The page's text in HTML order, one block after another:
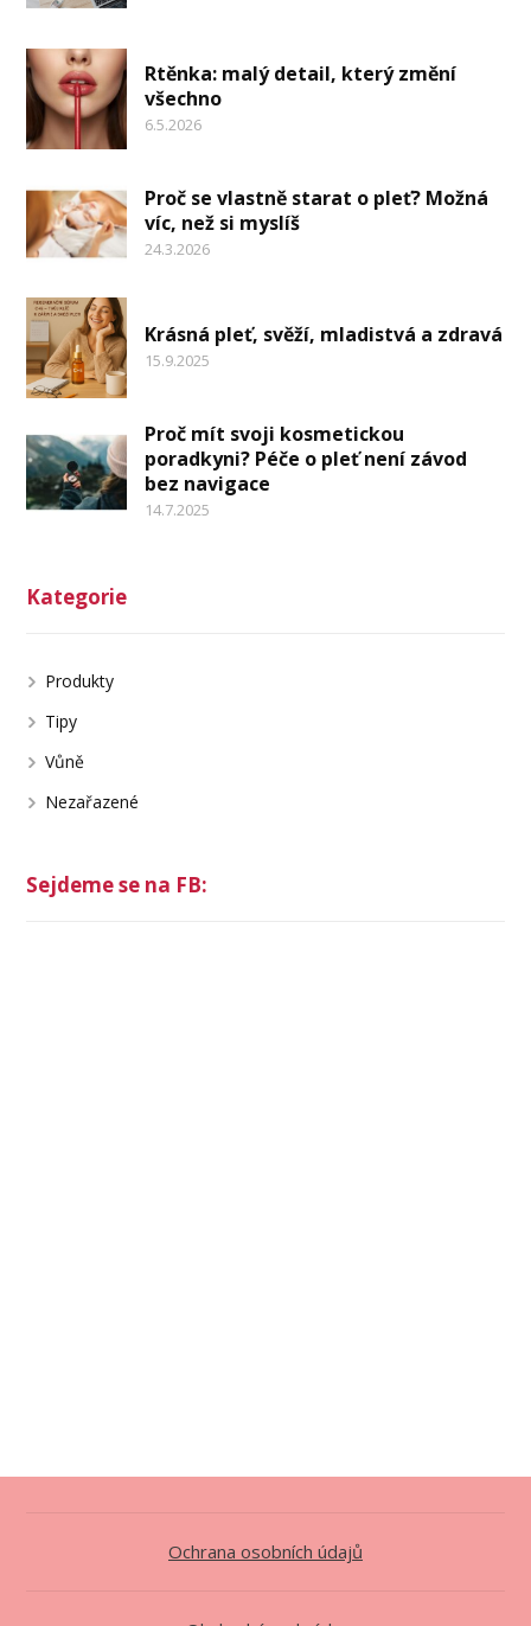
Rtěnka: malý detail, který změní
všechno
6.5.2026
Proč se vlastně starat o pleť? Možná
víc, než si myslíš
24.3.2026
Krásná pleť, svěží, mladistvá a zdravá
15.9.2025
Proč mít svoji kosmetickou
poradkyni? Péče o pleť není závod
bez navigace
14.7.2025
Kategorie
Produkty
Tipy
Vůně
Nezařazené
Sejdeme se na FB:
Ochrana osobních údajů